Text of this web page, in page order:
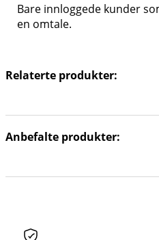
Bare innloggede kunder
en omtale.
Relaterte produkter:
Anbefalte produkter: